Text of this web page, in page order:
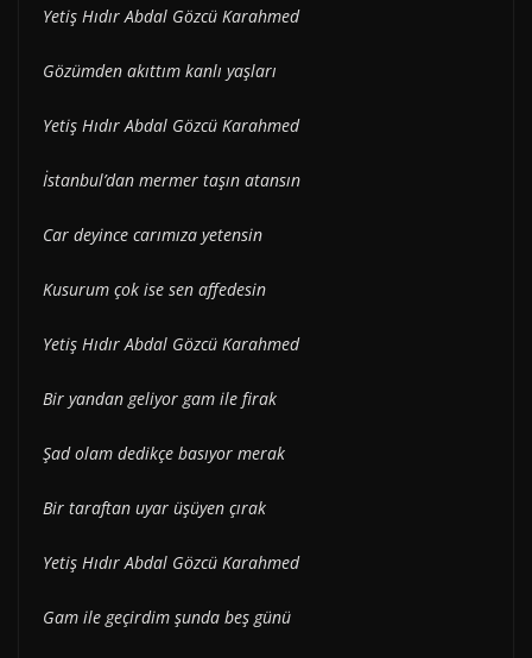
Yetiş Hıdır Abdal Gözcü Karahmed
Gözümden akıttım kanlı yaşları
Yetiş Hıdır Abdal Gözcü Karahmed
İstanbul’dan mermer taşın atansın
Car deyince carımıza yetensin
Kusurum çok ise sen affedesin
Yetiş Hıdır Abdal Gözcü Karahmed
Bir yandan geliyor gam ile firak
Şad olam dedikçe basıyor merak
Bir taraftan uyar üşüyen çırak
Yetiş Hıdır Abdal Gözcü Karahmed
Gam ile geçirdim şunda beş günü